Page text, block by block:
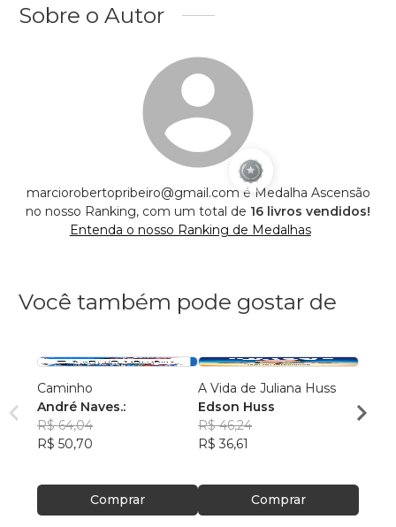
Sobre o Autor
marciorobertopribeiro@gmail.com é Medalha Ascensão
no nosso Ranking, com um total de 16 livros vendidos!
Entenda o nosso Ranking de Medalhas
Você também pode gostar de
Caminho
André Naves.:
R$ 64,04
R$ 50,70
Comprar
A Vida de Juliana Huss
Edson Huss
R$ 46,24
R$ 36,61
Comprar
DOR